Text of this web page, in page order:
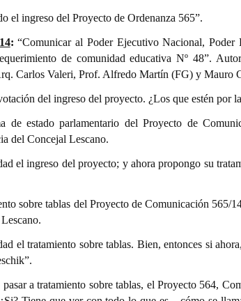
el ingreso del Proyecto de Ordenanza 565”.
: “Comunicar al Poder Ejecutivo Nacional,
de comunidad educativa Nº 48”.
Carlos Valeri, Prof. Alfredo Martín (FG) y Mauro
del ingreso del proyecto. ¿Los que estén por
de estado parlamentario del Proyecto de
del Concejal Lescano.
el ingreso del proyecto; y ahora propongo su
sobre tablas del Proyecto de Comunicación 565/
el tratamiento sobre tablas. Bien, entonces si
a tratamiento sobre tablas, el Proyecto 564,